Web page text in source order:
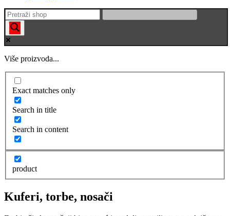
Više proizvoda...
Exact matches only
Search in title
Search in content
product
Kuferi, torbe, nosači